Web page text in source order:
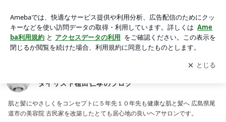
ト植田仁孝のブログ
アプリをダウンロードして ブログの更新通知
を受け取りまし
ょう。
開く
タイリスト植田仁孝のブログ
肌と髪にやさしくをコンセプトに５年先１０年先も健康な肌と髪へ 広島県尾
道市の美容院 古民家を改築したとても居心地の良いヘアサロンです。